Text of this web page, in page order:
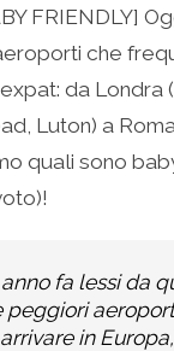
in
nuova
condividere
su
LinkedIn
(Si
in
una
nuova
finestra)
stampare
(Si
apre
in
nuova
finestra)
FRIENDLY]
che
da Londra
Luton) a
quali sono
fa lessi da
peggiori
in